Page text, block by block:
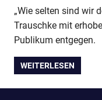
„Wie selten sind wir
Trauschke mit
Publikum entgegen.
WEITERLESEN